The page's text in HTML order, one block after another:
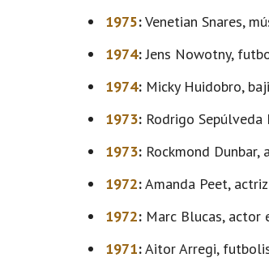
1975:Venetian Snares,
1974:Jens Nowotny,
1974: Micky Huidobro,
1973: Rodrigo
1973: Rockmond
1972:Amanda Peet,
1972: Marc Blucas, actor
1971:Aitor Arregi,